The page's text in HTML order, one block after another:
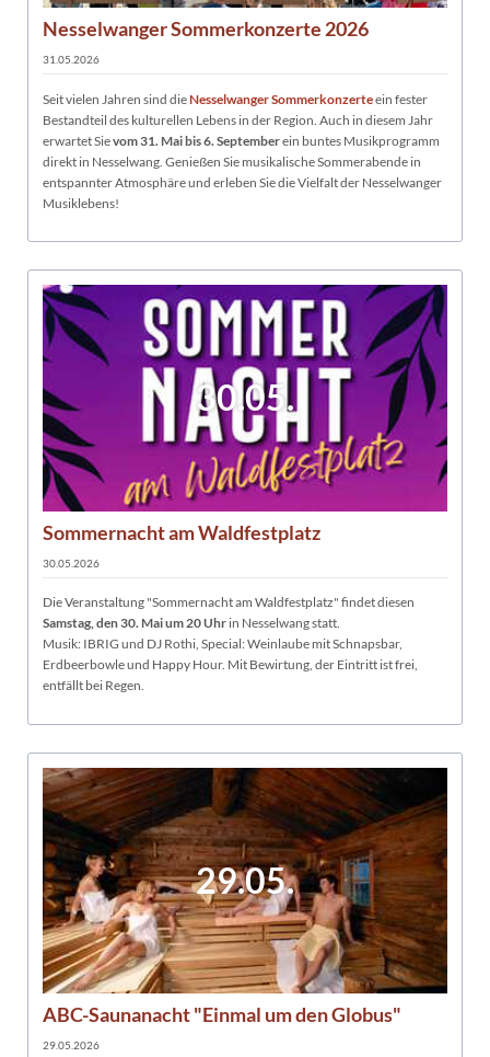
Nesselwanger Sommerkonzerte 2026
31.05.2026
Seit vielen Jahren sind dieNesselwanger Sommerkonzerteein fester
Bestandteil des kulturellen Lebens in der Region. Auch in diesem Jahr
erwartet Sievom 31. Mai bis 6. Septemberein buntes Musikprogramm
direkt in Nesselwang. Genießen Sie musikalische Sommerabende in
entspannter Atmosphäre und erleben Sie die Vielfalt der Nesselwanger
Musiklebens!
30.05.
Sommernacht am Waldfestplatz
30.05.2026
Die Veranstaltung "Sommernacht am Waldfestplatz" findet diesen
Samstag, den 30. Mai um 20 Uhr in Nesselwang statt.
Musik: IBRIG und DJ Rothi, Special: Weinlaube mit Schnapsbar,
Erdbeerbowle und Happy Hour. Mit Bewirtung, der Eintritt ist frei,
entfällt bei Regen.
29.05.
ABC-Saunanacht "Einmal um den Globus"
29.05.2026